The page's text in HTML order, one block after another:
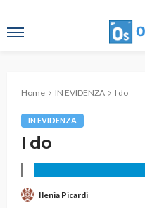
Home IN EVIDENZA I do
IN EVIDENZA
I do
Ilenia Picardi